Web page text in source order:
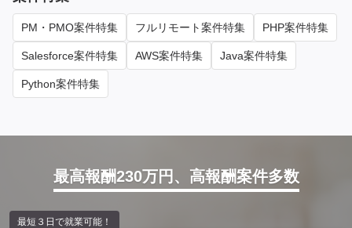
PM・PMO案件特集 フルリモート案件特集 PHP案件特集
Salesforce案件特集 AWS案件特集 Java案件特集
Python案件特集
最高報酬230万円、高報酬案件多数
最短３日で就業可能！